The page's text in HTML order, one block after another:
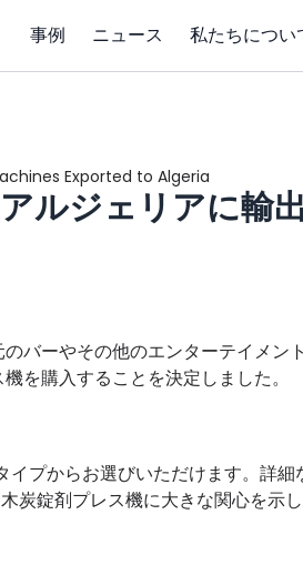
事例 ニュース 私たちについ
Exported to Algeria
ルジェリアに輸出
バーやその他のエンターテイメン
を購入することを決定しました。
プからお選びいただけます。詳
炭錠剤プレス機に大きな関心を示